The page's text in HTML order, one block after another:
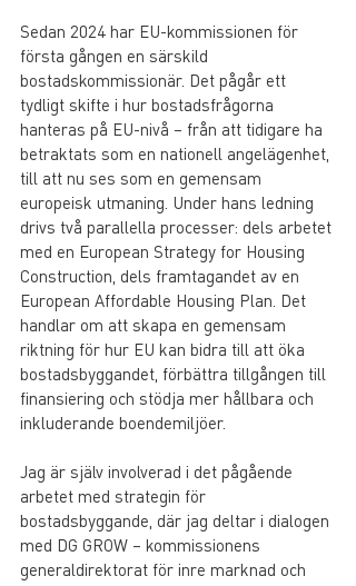
Sedan 2024 har EU-kommissionen för
första gången en särskild
bostadskommissionär. Det pågår ett
tydligt skifte i hur bostadsfrågorna
hanteras på EU-nivå – från att tidigare ha
betraktats som en nationell angelägenhet,
till att nu ses som en gemensam
europeisk utmaning. Under hans ledning
drivs två parallella processer: dels arbetet
med en European Strategy for Housing
Construction, dels framtagandet av en
European Affordable Housing Plan. Det
handlar om att skapa en gemensam
riktning för hur EU kan bidra till att öka
bostadsbyggandet, förbättra tillgången till
finansiering och stödja mer hållbara och
inkluderande boendemiljöer.
Jag är själv involverad i det pågående
arbetet med strategin för
bostadsbyggande, där jag deltar i dialogen
med DG GROW – kommissionens
generaldirektorat för inre marknad och